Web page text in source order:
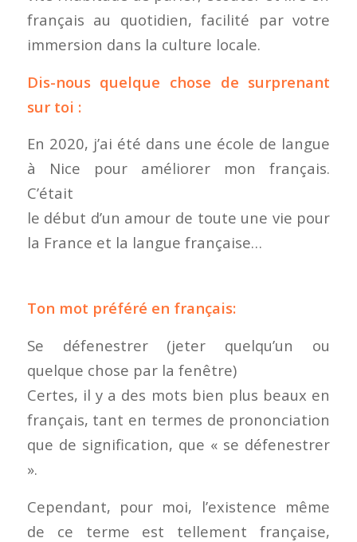
français au quotidien, facilité par votre
immersion dans la culture locale.
Dis-nous quelque chose de surprenant
sur toi :
En 2020, j’ai été dans une école de langue
à Nice pour améliorer mon français.
C’était
le début d’un amour de toute une vie pour
la France et la langue française…
Ton mot préféré en français:
Se défenestrer (jeter quelqu’un ou
quelque chose par la fenêtre)
Certes, il y a des mots bien plus beaux en
français, tant en termes de prononciation
que de signification, que « se défenestrer
».
Cependant, pour moi, l’existence même
de ce terme est tellement française,